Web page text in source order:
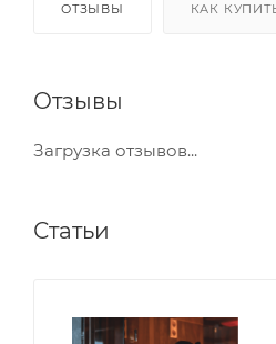
ОТЗЫВЫ КАК
Отзывы
Загрузка отзывов...
Статьи